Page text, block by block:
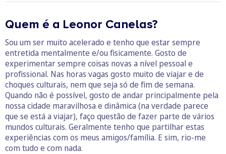
Quem é a Leonor Canelas?
Sou um ser muito acelerado e tenho que estar sempre
entretida mentalmente e/ou fisicamente. Gosto de
experimentar sempre coisas novas a nível pessoal e
profissional. Nas horas vagas gosto muito de viajar e de
choques culturais, nem que seja só de fim de semana.
Quando não é possível, gosto de andar principalmente pela
nossa cidade maravilhosa e dinâmica (na verdade parece
que se está a viajar), faço questão de fazer parte de vários
mundos culturais. Geralmente tenho que partilhar estas
experiências com os meus amigos/família. E sim, rio-me
com tudo e com nada.